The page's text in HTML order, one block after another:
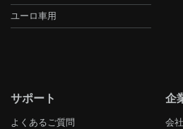
ユーロ車用
サポート
よくあるご質問
企
会